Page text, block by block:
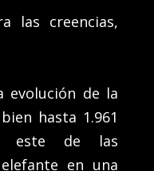
las creencias,
evolución de la
hasta 1.961
este de las
en una